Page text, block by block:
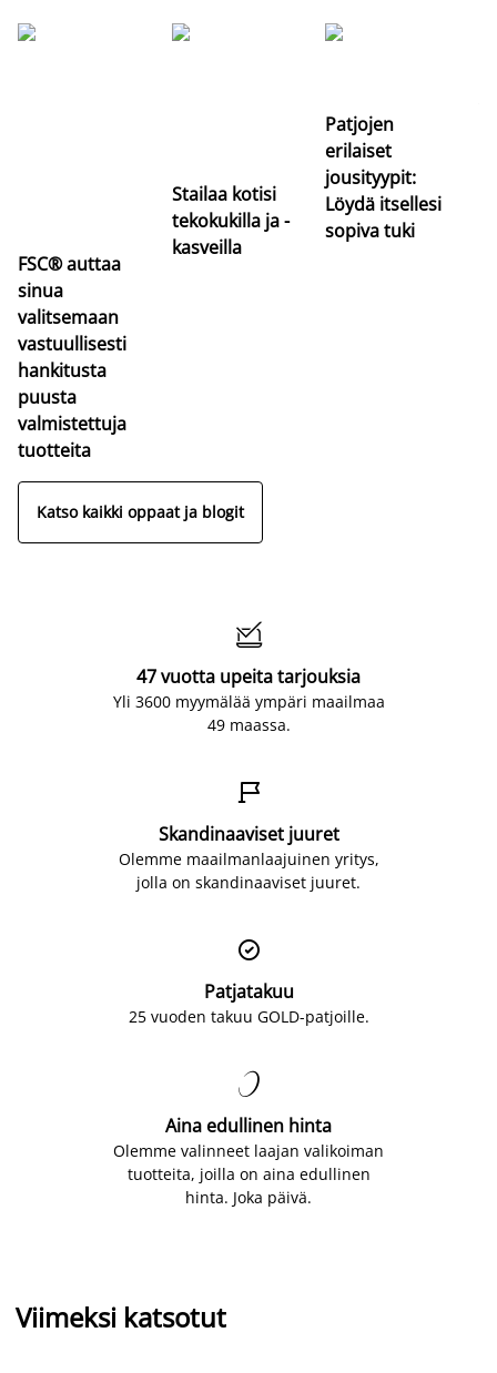
FSC® auttaa
sinua
valitsemaan
vastuullisesti
hankitusta
puusta
valmistettuja
tuotteita
Stailaa kotisi
tekokukilla ja -
kasveilla
Patjojen
erilaiset
jousityypit:
Löydä itsellesi
sopiva tuki
Katso kaikki oppaat ja blogit

47 vuotta upeita tarjouksia
Yli 3600 myymälää ympäri maailmaa
49 maassa.

Skandinaaviset juuret
Olemme maailmanlaajuinen yritys,
jolla on skandinaaviset juuret.

Patjatakuu
25 vuoden takuu GOLD-patjoille.

Aina edullinen hinta
Olemme valinneet laajan valikoiman
tuotteita, joilla on aina edullinen
hinta. Joka päivä.
Viimeksi katsotut